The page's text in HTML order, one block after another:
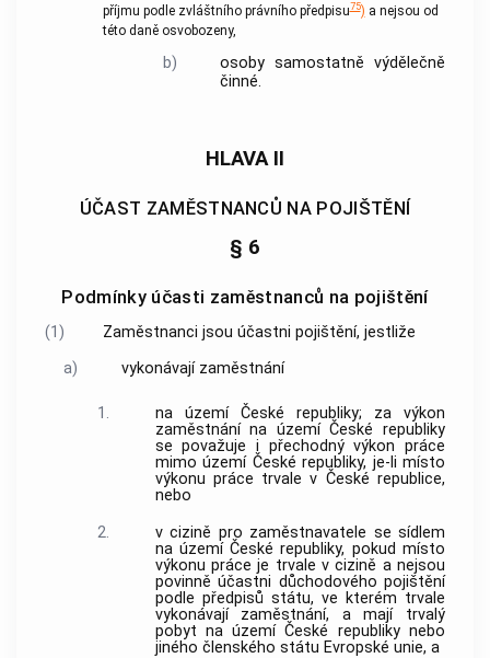
příjmu podle zvláštního právního předpisu75) a nejsou od
této daně osvobozeny,
b)
osoby samostatně výdělečně
činné.
HLAVA II
ÚČAST ZAMĚSTNANCŮ NA POJIŠTĚNÍ
§ 6
Podmínky účasti zaměstnanců na pojištění
(1)
Zaměstnanci jsou účastni pojištění, jestliže
a)
vykonávají zaměstnání
1.
na území České republiky; za výkon
zaměstnánína území České republiky
se považuje i přechodný výkon práce
mimo území České republiky, je-li místo
výkonu práce trvale v České republice,
nebo
2.
v cizině pro zaměstnavatele se sídlem
na území České republiky, pokud místo
výkonu práce je trvale v cizině a nejsou
povinně účastni důchodového pojištění
podle předpisů státu, ve kterém trvale
vykonávají zaměstnání, a mají trvalý
pobyt na území České republiky nebo
jiného členského státu Evropské unie, a